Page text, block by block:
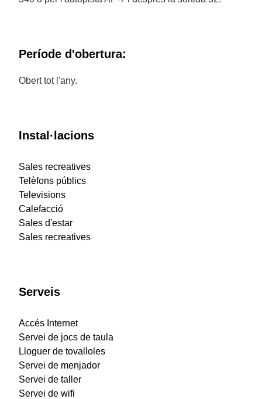
Període d'obertura:
Obert tot l'any.
Instal·lacions
Sales recreatives
Telèfons públics
Televisions
Calefacció
Sales d'estar
Sales recreatives
Serveis
Accés Internet
Servei de jocs de taula
Lloguer de tovalloles
Servei de menjador
Servei de taller
Servei de wifi